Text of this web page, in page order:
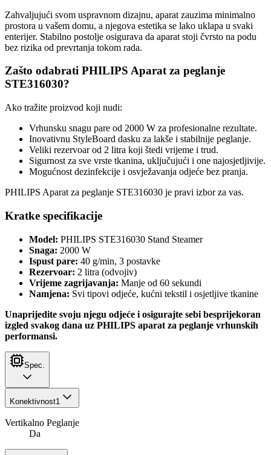
Zahvaljujući svom uspravnom dizajnu, aparat zauzima minimalno
prostora u vašem domu, a njegova estetika se lako uklapa u svaki
enterijer. Stabilno postolje osigurava da aparat stoji čvrsto na podu
bez rizika od prevrtanja tokom rada.
Zašto odabrati PHILIPS Aparat za peglanje
STE316030?
Ako tražite proizvod koji nudi:
Vrhunsku snagu pare od 2000 W za profesionalne rezultate.
Inovativnu StyleBoard dasku za lakše i stabilnije peglanje.
Veliki rezervoar od 2 litra koji štedi vrijeme i trud.
Sigurnost za sve vrste tkanina, uključujući i one najosjetljivije.
Mogućnost dezinfekcije i osvježavanja odjeće bez pranja.
PHILIPS Aparat za peglanje STE316030 je pravi izbor za vas.
Kratke specifikacije
Model: PHILIPS STE316030 Stand Steamer
Snaga: 2000 W
Ispust pare: 40 g/min, 3 postavke
Rezervoar: 2 litra (odvojiv)
Vrijeme zagrijavanja: Manje od 60 sekundi
Namjena: Svi tipovi odjeće, kućni tekstil i osjetljive tkanine
Unaprijedite svoju njegu odjeće i osigurajte sebi besprijekoran
izgled svakog dana uz PHILIPS aparat za peglanje vrhunskih
performansi.
Spec.
Konektivnost1
Vertikalno Peglanje
Da